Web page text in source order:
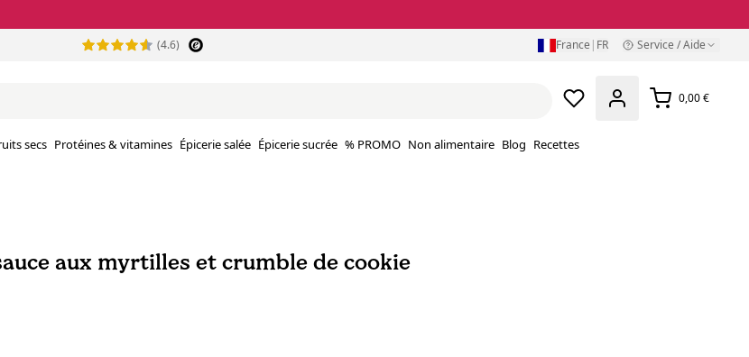
(4.6) France | FR Service / Aide
0,00 €
secs Protéines & vitamines Épicerie salée Épicerie sucrée % PROMO Non alimentaire Blog Recettes
aux myrtilles et crumble de cookie